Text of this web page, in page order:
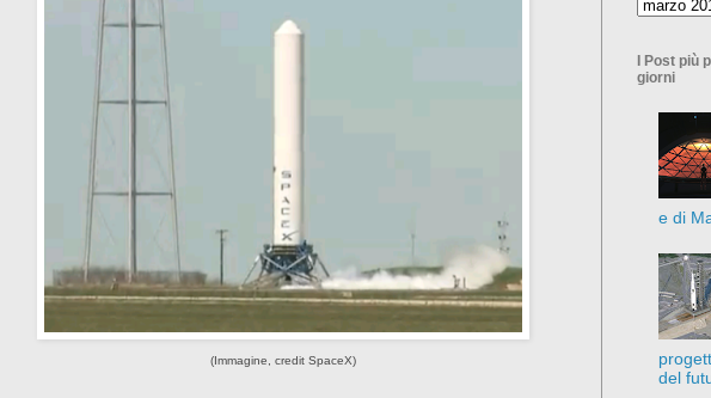
(Immagine, credit SpaceX)
I Post più
giorni
e di
del